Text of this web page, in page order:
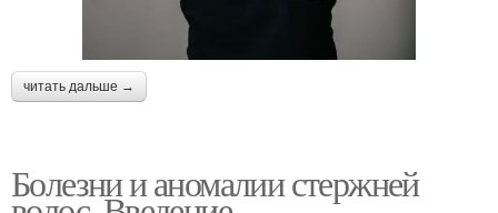
читать дальше →
Болезни и аномалии стержней